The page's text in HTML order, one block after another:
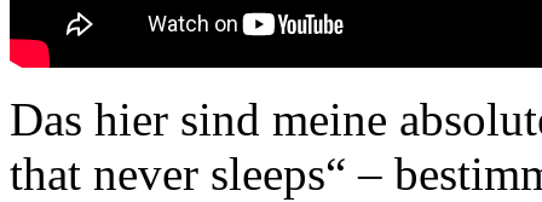
Das hier sind meine
that never sleeps“ –